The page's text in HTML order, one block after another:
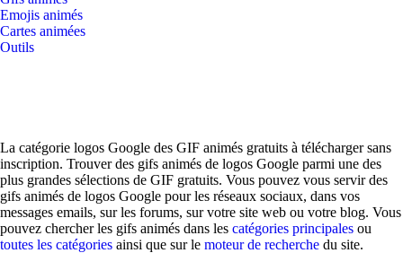
Emojis animés
Cartes animées
Outils
La catégorie logos Google des GIF animés gratuits à télécharger sans
inscription. Trouver des gifs animés de logos Google parmi une des
plus grandes sélections de GIF gratuits. Vous pouvez vous servir des
gifs animés de logos Google pour les réseaux sociaux, dans vos
messages emails, sur les forums, sur votre site web ou votre blog. Vous
pouvez chercher les gifs animés dans les catégories principales ou
toutes les catégories ainsi que sur le moteur de recherche du site.